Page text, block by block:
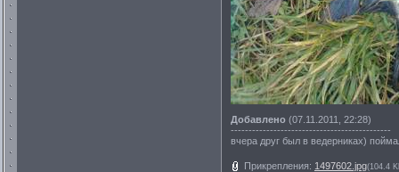
Добавлено (07.11.2011, 22:28)
---------------------------------------------
вчера друг был в ведерниках)
Прикрепления: 1497602.jpg(104.4